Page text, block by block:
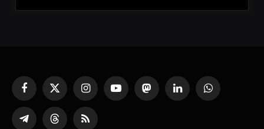
Facebook
X
(Twitter)
InstagramYouTubeMastodonLinkedInWhatsApp
PartagerThreadsRSS